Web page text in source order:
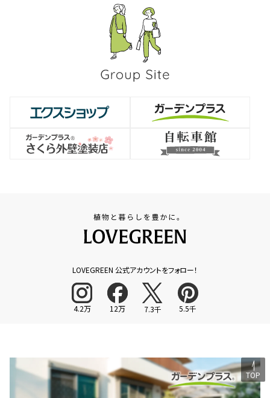
LOVEGREEN 公式アカウントをフォロー！
4.2万 12万 7.3千 5.5千
TOP